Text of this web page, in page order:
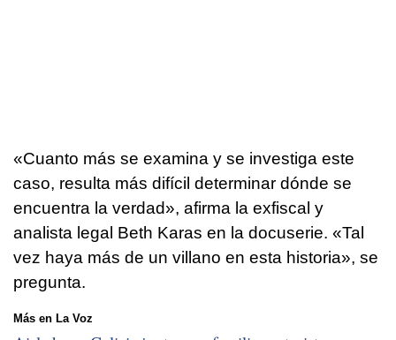
«Cuanto más se examina y se investiga este
caso, resulta más difícil determinar dónde se
encuentra la verdad», afirma la exfiscal y
analista legal Beth Karas en la docuserie. «Tal
vez haya más de un villano en esta historia», se
pregunta.
Más en La Voz